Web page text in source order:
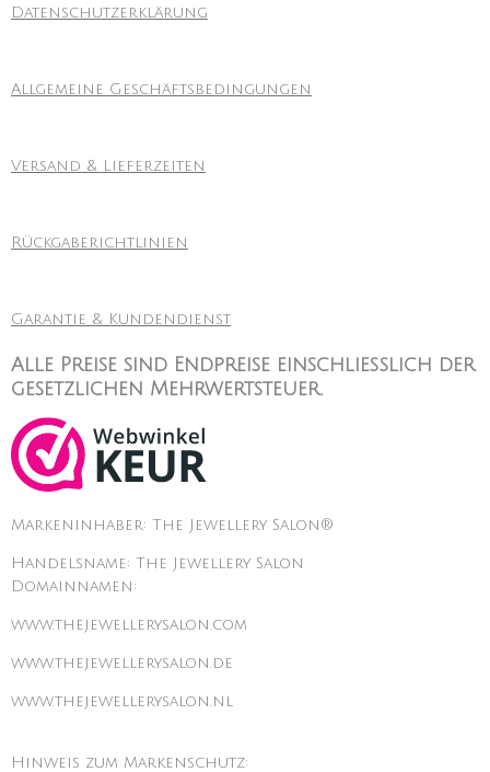
Datenschutzerklärung
Allgemeine Geschäftsbedingungen
Versand & Lieferzeiten
Rückgaberichtlinien
Garantie & Kundendienst
Alle Preise sind Endpreise einschließlich der
gesetzlichen Mehrwertsteuer.
Markeninhaber: The Jewellery Salon®
Handelsname: The Jewellery Salon
Domainnamen:
www.thejewellerysalon.com
www.thejewellerysalon.de
www.thejewellerysalon.nl
Hinweis zum Markenschutz: